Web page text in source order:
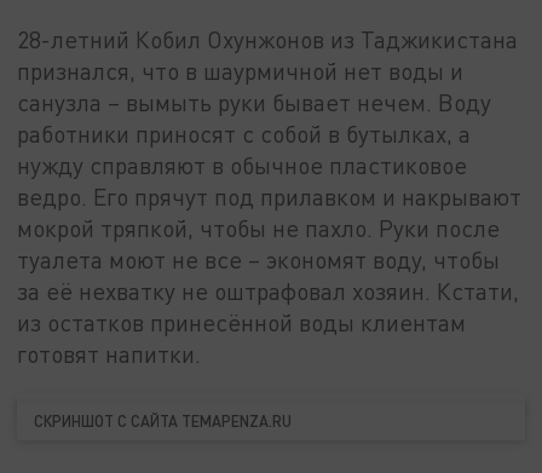
28-летний Кобил Охунжонов из Таджикистана
признался, что в шаурмичной нет воды и
санузла – вымыть руки бывает нечем. Воду
работники приносят с собой в бутылках, а
нужду справляют в обычное пластиковое
ведро. Его прячут под прилавком и накрывают
мокрой тряпкой, чтобы не пахло. Руки после
туалета моют не все – экономят воду, чтобы
за её нехватку не оштрафовал хозяин. Кстати,
из остатков принесённой воды клиентам
готовят напитки.
СКРИНШОТ С САЙТА TEMAPENZA.RU